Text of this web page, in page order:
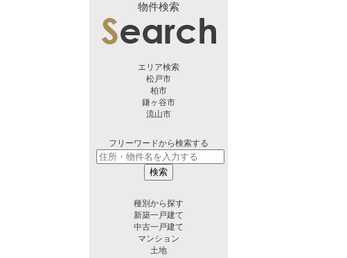
物件検索
エリア検索
松戸市
柏市
鎌ヶ谷市
流山市
フリーワードから検索する
検索
種別から探す
新築一戸建て
中古一戸建て
マンション
土地